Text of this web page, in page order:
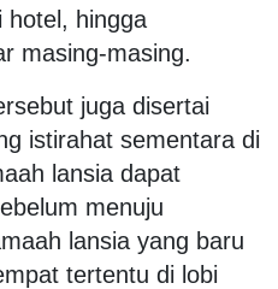
hotel, hingga
masing-masing.
juga disertai
istirahat sementara di
lansia dapat
menuju
lansia yang baru
tertentu di lobi